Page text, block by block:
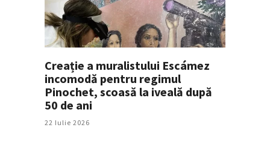
Creație a muralistului Escámez
incomodă pentru regimul
Pinochet, scoasă la iveală după
50 de ani
22 Iulie 2026